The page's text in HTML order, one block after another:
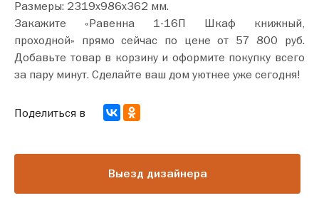
Размеры: 2319х986х362 мм.
Закажите «Равенна 1-16П Шкаф книжный,
проходной» прямо сейчас по цене от 57 800 руб.
Добавьте товар в корзину и оформите покупку всего
за пару минут. Сделайте ваш дом уютнее уже сегодня!
Выезд дизайнера
Поделиться в